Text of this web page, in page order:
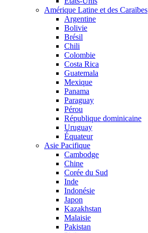
Amérique Latine et des Caraïbes
Argentine
Bolivie
Brésil
Chili
Colombie
Costa Rica
Guatemala
Mexique
Panama
Paraguay
Pérou
République dominicaine
Uruguay
Équateur
Asie Pacifique
Cambodge
Chine
Corée du Sud
Inde
Indonésie
Japon
Kazakhstan
Malaisie
Pakistan